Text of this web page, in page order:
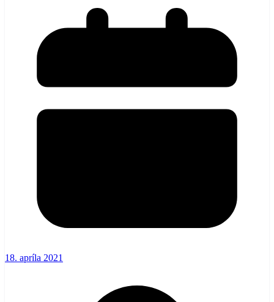
18. apríla 2021